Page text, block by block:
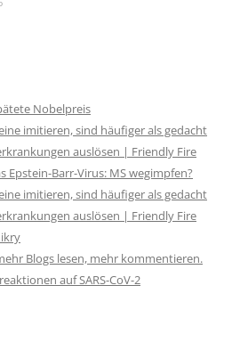
Nobelpreis
imitieren, sind häufiger als gedacht
auslösen | Friendly Fire
Epstein-Barr-Virus: MS wegimpfen?
imitieren, sind häufiger als gedacht
auslösen | Friendly Fire
Blogs lesen, mehr kommentieren.
auf SARS-CoV-2